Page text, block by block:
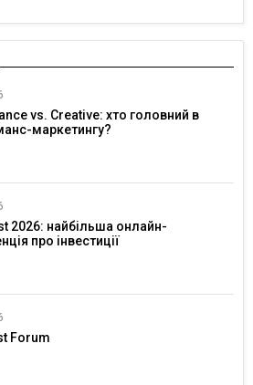
vs. Creative: хто головний в
маркетингу?
2026: найбільша онлайн-
про інвестиції
Forum